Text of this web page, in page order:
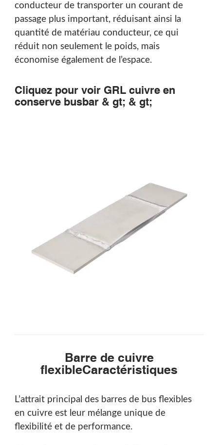
conducteur de transporter un courant de
passage plus important, réduisant ainsi la
quantité de matériau conducteur, ce qui
réduit non seulement le poids, mais
économise également de l’espace.
Cliquez pour voir GRL cuivre en
conserve busbar & gt; & gt;
Barre de cuivre
flexibleCaractéristiques
L’attrait principal des barres de bus flexibles
en cuivre est leur mélange unique de
flexibilité et de performance.